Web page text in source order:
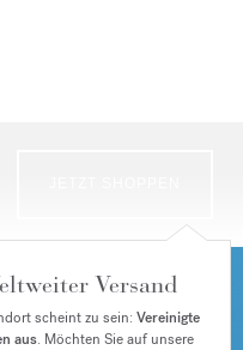
Versand
scheint zu sein: Vereinigte
aus. Möchten Sie auf unsere